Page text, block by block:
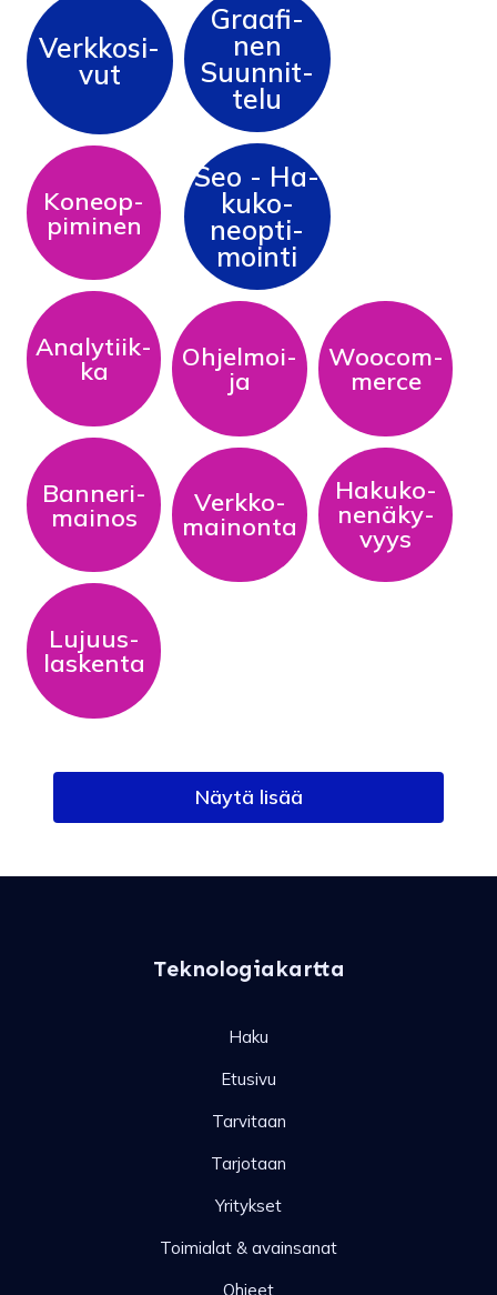
Graa­fi­
Nen
Suun­nit­
Te­lu
Verk­ko­si­
Vut
Seo - Ha­
Ku­ko­
Neop­ti­
Moin­ti
Ko­neop­
Pi­mi­nen
Ana­ly­tiik­
Ka Oh­jel­moi­
Ja
Woo­com­
Mer­ce
Ban­ne­ri­
Mai­nos Verk­ko­
Mai­non­ta
Ha­ku­ko­
Ne­nä­ky­
Vyys
Lu­juus­
Las­ken­ta
Näytä lisää
Teknologiakartta
Haku
Etusivu
Tarvitaan
Tarjotaan
Yritykset
Toimialat & avainsanat
Ohjeet